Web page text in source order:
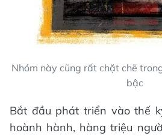
Nhóm này cũng rất chặt chẽ
bậc
Bắt đầu phát triển vào thế
hoành hành, hàng triệu